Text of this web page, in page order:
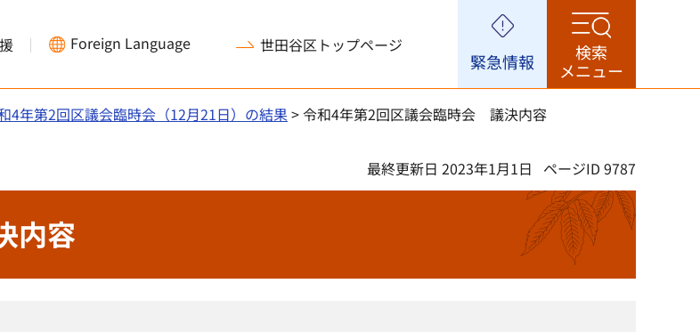
Foreign Language 世田谷区トップページ
緊急情報
検索
メニュー
4年第2回区議会臨時会（12月21日）の結果> 令和4年第2回区議会臨時会 議決内容
最終更新日 2023年1月1日 ページID 9787
内容